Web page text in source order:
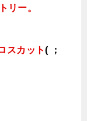
リー。
スカット( ；